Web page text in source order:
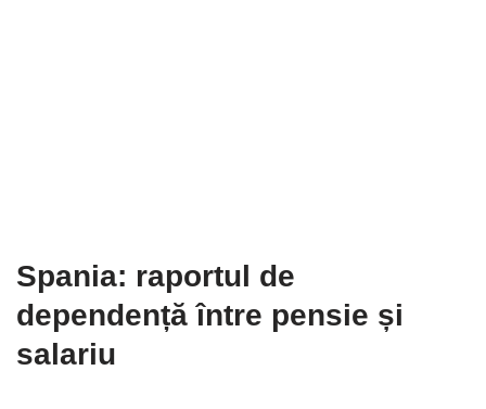
Spania: raportul de
dependență între pensie și
salariu